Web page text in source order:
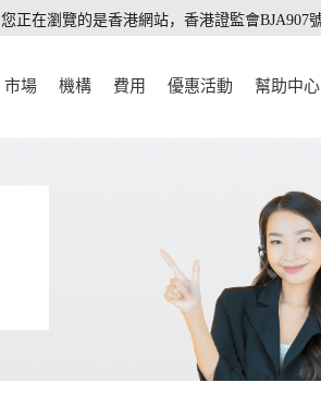
您正在瀏覽的是香港網站，香港證監會BJA907
市場 機構 費用 優惠活動 幫助中心